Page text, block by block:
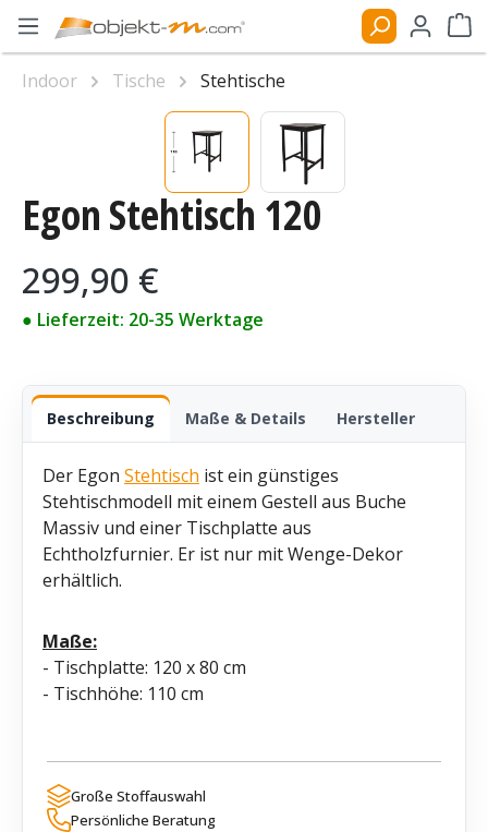
Zum Hauptinhalt springen
Egon Stehtisch 120
Regulärer Preis:
299,90 €
● Lieferzeit: 20-35 Werktage
Beschreibung Maße & Details Hersteller
Der Egon Stehtisch ist ein günstiges
Stehtischmodell mit einem Gestell aus Buche
Massiv und einer Tischplatte aus
Echtholzfurnier. Er ist nur mit Wenge-Dekor
erhältlich.
Maße:
- Tischplatte: 120 x 80 cm
- Tischhöhe: 110 cm
Große Stoffauswahl
Persönliche Beratung
Indoor Tische
Stehtische
Bildergalerie überspringen